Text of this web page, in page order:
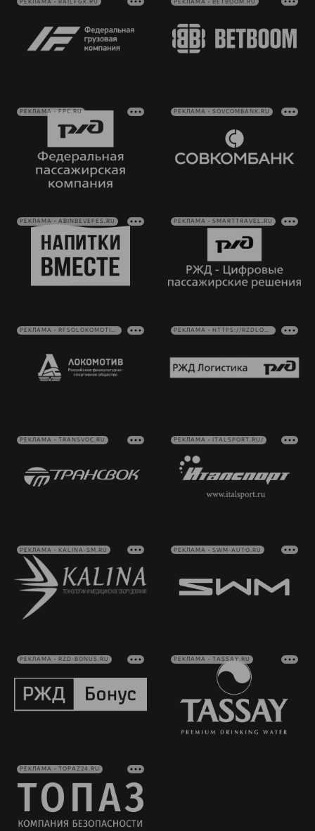
РЕКЛАМА • RAILFGK.RU РЕКЛАМА • BETBOOM.RU
РЕКЛАМА • FPC.RU РЕКЛАМА • SOVCOMBANK.RU
РЕКЛАМА • ABINBEVEFES.RU РЕКЛАМА • SMARTTRAVEL.RU
РЕКЛАМА • RFSOLOKOMOTIV.RU РЕКЛАМА • HTTPS://RZDLOG.RU/
РЕКЛАМА • TRANSVOC.RU РЕКЛАМА • ITALSPORT.RU/
РЕКЛАМА • KALINA-SM.RU РЕКЛАМА • SWM-AUTO.RU
РЕКЛАМА • RZD-BONUS.RU РЕКЛАМА • TASSAY.RU
РЕКЛАМА • TOPAZ24.RU